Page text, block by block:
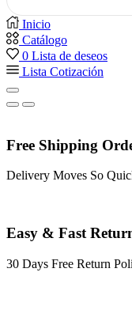
Inicio
Catálogo
0 Lista de deseos
Lista Cotización
Free Shipping
Delivery Moves So
Easy & Fast
30 Days Free Return